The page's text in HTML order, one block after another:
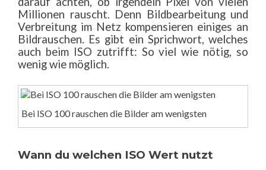
Millionen rauscht. Denn Bildbearbeitung und
Verbreitung im Netz kompensieren einiges an
Bildrauschen. Es gibt ein Sprichwort, welches
auch beim ISO zutrifft: So viel wie nötig, so
wenig wie möglich.
Bei ISO 100 rauschen die Bilder am wenigsten
Wann du welchen ISO Wert nutzt